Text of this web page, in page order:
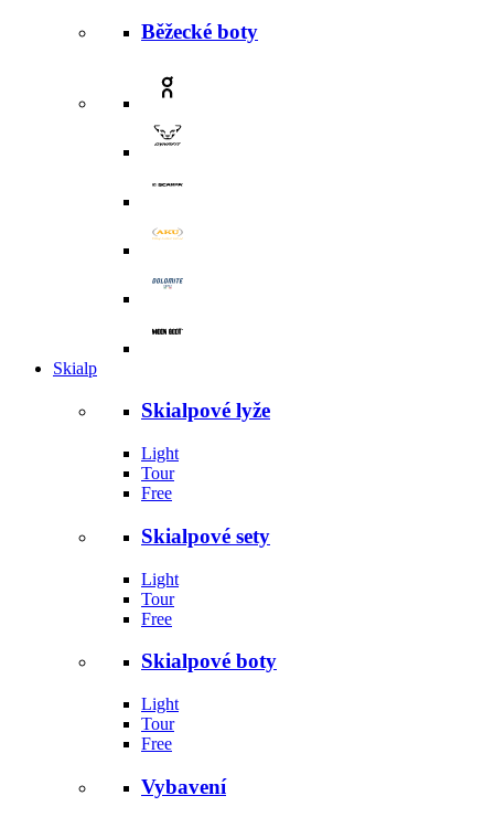
Běžecké boty
Skialp
Skialpové lyže
Light
Tour
Free
Skialpové sety
Light
Tour
Free
Skialpové boty
Light
Tour
Free
Vybavení